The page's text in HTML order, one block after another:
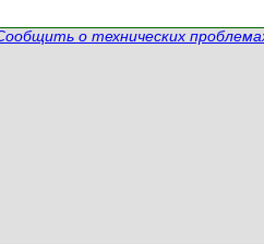
о технических